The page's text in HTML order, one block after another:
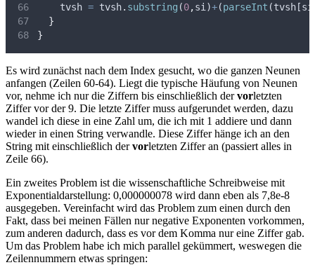
tvsh = tvsh. substring (0,si )+(parseInt (tvsh[si
}
}
Es wird zunächst nach dem Index gesucht, wo die ganzen Neunen
anfangen (Zeilen 60-64). Liegt die typische Häufung von Neunen
vor, nehme ich nur die Ziffern bis einschließlich dervorletzten
Ziffer vor der 9. Die letzte Ziffer muss aufgerundet werden, dazu
wandel ich diese in eine Zahl um, die ich mit 1 addiere und dann
wieder in einen String verwandle. Diese Ziffer hänge ich an den
String mit einschließlich dervorletzten Ziffer an (passiert alles in
Zeile 66).
Ein zweites Problem ist die wissenschaftliche Schreibweise mit
Exponentialdarstellung: 0,000000078 wird dann eben als 7,8e-8
ausgegeben. Vereinfacht wird das Problem zum einen durch den
Fakt, dass bei meinen Fällen nur negative Exponenten vorkommen,
zum anderen dadurch, dass es vor dem Komma nur eine Ziffer gab.
Um das Problem habe ich mich parallel gekümmert, weswegen die
Zeilennummern etwas springen: